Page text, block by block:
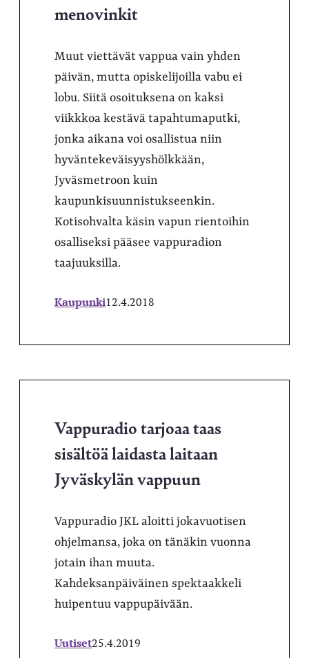
menovinkit
Muut viettävät vappua vain yhden
päivän, mutta opiskelijoilla vabu ei
lobu. Siitä osoituksena on kaksi
viikkkoa kestävä tapahtumaputki,
jonka aikana voi osallistua niin
hyväntekeväisyyshölkkään,
Jyväsmetroon kuin
kaupunkisuunnistukseenkin.
Kotisohvalta käsin vapun rientoihin
osalliseksi pääsee vappuradion
taajuuksilla.
Kaupunki12.4.2018
Vappuradio tarjoaa taas
sisältöä laidasta laitaan
Jyväskylän vappuun
Vappuradio JKL aloitti jokavuotisen
ohjelmansa, joka on tänäkin vuonna
jotain ihan muuta.
Kahdeksanpäiväinen spektaakkeli
huipentuu vappupäivään.
Uutiset25.4.2019